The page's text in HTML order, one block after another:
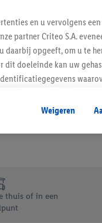
thuis of in een
en u vervolgens
partner Criteo S.A.
daarbij opgeeft, om u te
doeleinde kan uw
retargeting, d.w.z.
aan uw
Lidl-diensten worden
informatie vinden
noodzakelijke
alle bovengenoemde
Weigeren